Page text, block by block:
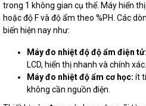
trong 1 không gian cụ thể. Máy hiển
hoặc độ F và độ ẩm theo %PH. Các
biến hiện nay như:
Máy đo nhiệt độ độ ẩm điện tử:
LCD, hiển thị nhanh và chính xác.
Máy đo nhiệt độ ẩm cơ học: ít
không cần nguồn điện.